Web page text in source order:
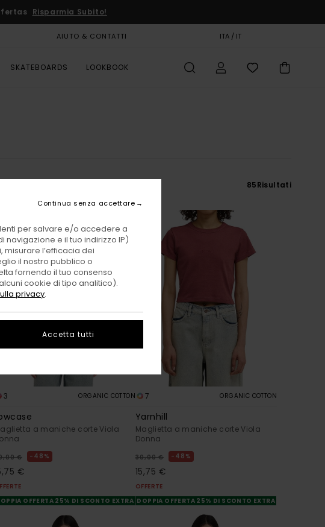
Risparmia Subito!
AIUTO & CONTATTI ITA / IT
SKATEBOARDS LOOKBOOK
85Risultati
3 ORGANIC COTTON
a maniche corte Viola
€ 48%
€
OFFERTA 25% DI SCONTO EXTRA
7 ORGANIC COTTON
Yarnhill
Maglietta a maniche corte Viola
Donna
30,00 € 48%
15,75 €
OFFERTE
DOPPIA OFFERTA 25% DI SCONTO EXTRA
per salvare e/o accedere a
navigazione e il tuo indirizzo IP)
l’efficacia dei
il nostro pubblico o
fornendo il tuo consenso
cookie di tipo analitico).
privacy.
Continua senza accettare
Accetta tutti